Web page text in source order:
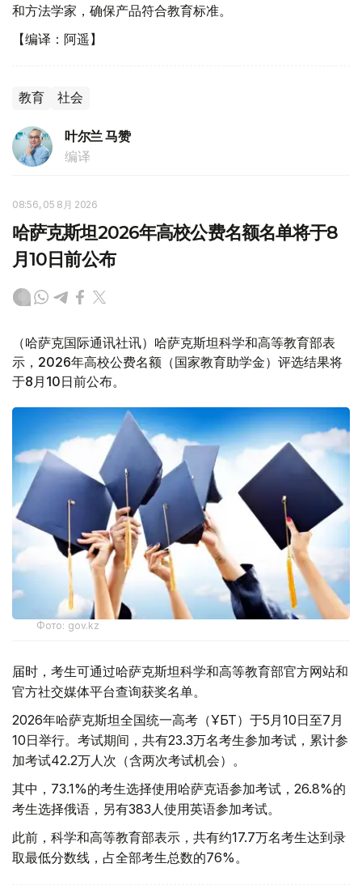
和方法学家，确保产品符合教育标准。
【编译：阿遥】
教育 社会
叶尔兰 马赞
编译
08:56, 05 8月 2026
哈萨克斯坦2026年高校公费名额名单将于8
月10日前公布
（哈萨克国际通讯社讯）哈萨克斯坦科学和高等教育部表
示，2026年高校公费名额（国家教育助学金）评选结果将
于8月10日前公布。
Фото: gov.kz
届时，考生可通过哈萨克斯坦科学和高等教育部官方网站和
官方社交媒体平台查询获奖名单。
2026年哈萨克斯坦全国统一高考（ҰБТ）于5月10日至7月
10日举行。考试期间，共有23.3万名考生参加考试，累计参
加考试42.2万人次（含两次考试机会）。
其中，73.1%的考生选择使用哈萨克语参加考试，26.8%的
考生选择俄语，另有383人使用英语参加考试。
此前，科学和高等教育部表示，共有约17.7万名考生达到录
取最低分数线，占全部考生总数的76%。